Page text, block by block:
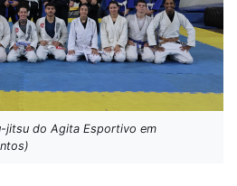
jitsu do Agita Esportivo em